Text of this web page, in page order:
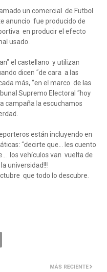
un comercial de Futbol
anuncio fue producido de
en producir el efecto
usado.
el castellano y utilizan
dicen “de cara a las
más, “en el marco de las
Supremo Electoral “hoy
campaña la escuchamos
están incluyendo en
“decirte que… les cuento
los vehículos van vuelta de
universidad!!!
que todo lo descubre.
MÁS RECIENTE